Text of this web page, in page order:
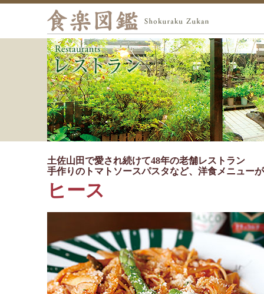
土佐山田で愛され続けて48年の老舗レストラン
手作りのトマトソースパスタなど、洋食メニュー
ヒース